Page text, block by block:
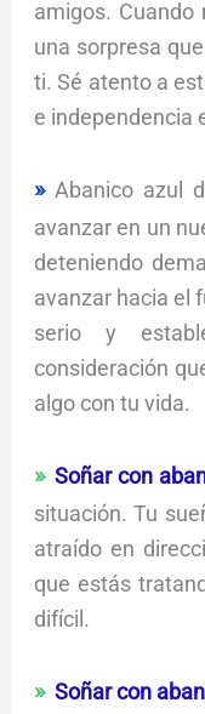
amigos. Cuando
una sorpresa
ti. Sé atento a
e independencia
Abanico azul
avanzar en un
deteniendo
avanzar hacia el
serio y
consideración
algo con tu vida.
Soñar con
situación. Tu
atraído en
que estás
difícil.
Soñar con